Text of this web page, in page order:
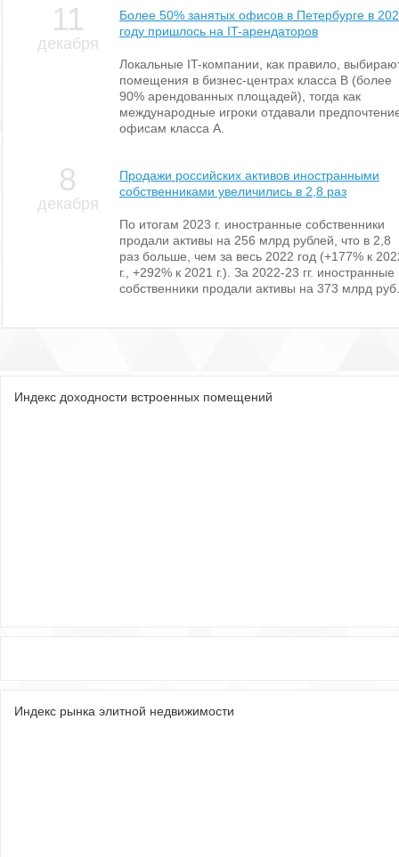
Индекс доходности встроенных помещений
Индекс рынка элитной недвижимости
11
декабря
Более 50% занятых офисов в Петербурге в
году пришлось на IT-арендаторов
Локальные IT-компании, как правило,
помещения в бизнес-центрах класса В (более
90% арендованных площадей), тогда как
международные игроки отдавали
офисам класса А.
8
декабря
Продажи российских активов иностранными
собственниками увеличились в 2,8 раз
По итогам 2023 г. иностранные собственники
продали активы на 256 млрд рублей, что в 2,8
раз больше, чем за весь 2022 год (+177% к
г., +292% к 2021 г.). За 2022-23 гг. иностранные
собственники продали активы на 373 млрд руб.